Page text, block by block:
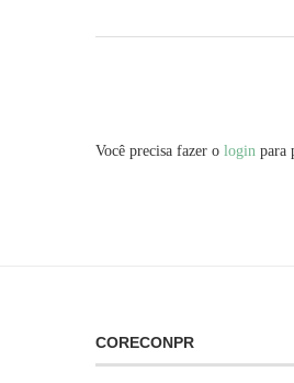
Você precisa fazer o login para
CORECONPR